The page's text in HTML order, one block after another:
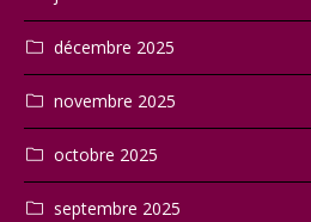
décembre 2025
novembre 2025
octobre 2025
septembre 2025